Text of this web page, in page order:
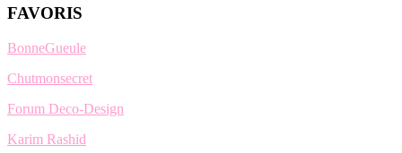
FAVORIS
BonneGueule
Chutmonsecret
Forum Deco-Design
Karim Rashid